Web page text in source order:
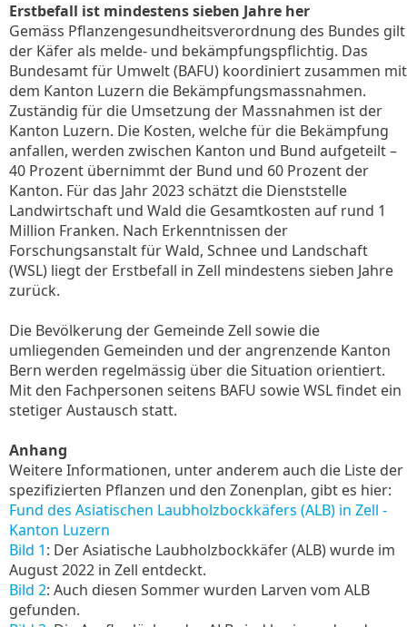
Erstbefall ist mindestens sieben Jahre her
Gemäss Pflanzengesundheitsverordnung des Bundes gilt
der Käfer als melde- und bekämpfungspflichtig. Das
Bundesamt für Umwelt (BAFU) koordiniert zusammen mit
dem Kanton Luzern die Bekämpfungsmassnahmen.
Zuständig für die Umsetzung der Massnahmen ist der
Kanton Luzern. Die Kosten, welche für die Bekämpfung
anfallen, werden zwischen Kanton und Bund aufgeteilt –
40 Prozent übernimmt der Bund und 60 Prozent der
Kanton. Für das Jahr 2023 schätzt die Dienststelle
Landwirtschaft und Wald die Gesamtkosten auf rund 1
Million Franken. Nach Erkenntnissen der
Forschungsanstalt für Wald, Schnee und Landschaft
(WSL) liegt der Erstbefall in Zell mindestens sieben Jahre
zurück.
Die Bevölkerung der Gemeinde Zell sowie die
umliegenden Gemeinden und der angrenzende Kanton
Bern werden regelmässig über die Situation orientiert.
Mit den Fachpersonen seitens BAFU sowie WSL findet ein
stetiger Austausch statt.
Anhang
Weitere Informationen, unter anderem auch die Liste der
spezifizierten Pflanzen und den Zonenplan, gibt es hier:
Fund des Asiatischen Laubholzbockkäfers (ALB) in Zell -
Kanton Luzern
Bild 1: Der Asiatische Laubholzbockkäfer (ALB) wurde im
August 2022 in Zell entdeckt.
Bild 2: Auch diesen Sommer wurden Larven vom ALB
gefunden.